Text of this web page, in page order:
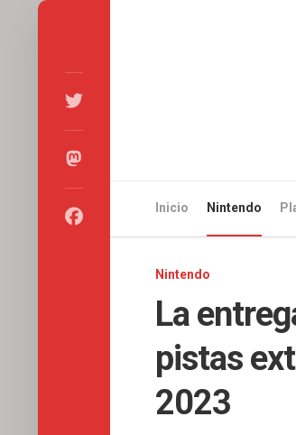
Inicio Nintendo
Nintendo
La
pistas
2023